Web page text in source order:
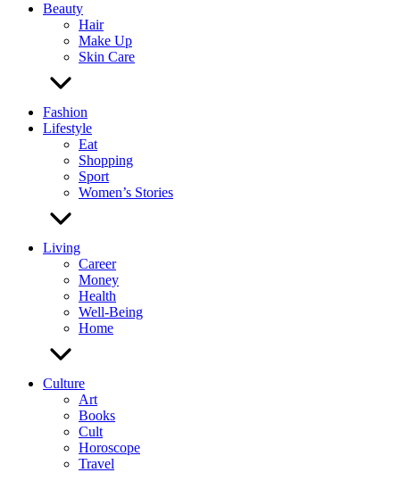
Beauty
Hair
Make Up
Skin Care
Fashion
Lifestyle
Eat
Shopping
Sport
Women’s Stories
Living
Career
Money
Health
Well-Being
Home
Culture
Art
Books
Cult
Horoscope
Travel